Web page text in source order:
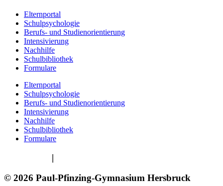
Elternportal
Schulpsychologie
Berufs- und Studienorientierung
Intensivierung
Nachhilfe
Schulbibliothek
Formulare
Elternportal
Schulpsychologie
Berufs- und Studienorientierung
Intensivierung
Nachhilfe
Schulbibliothek
Formulare
|
© 2026 Paul-Pfinzing-Gymnasium Hersbruck